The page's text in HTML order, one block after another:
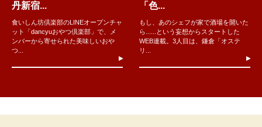
丹新宿...
食いしん坊倶楽部のLINEオープンチャ
ット「dancyuおやつ倶楽部」で、メ
ンバーから寄せられた美味しいおや
つ...
「色...
もし、あのシェフが家で酒場を開いた
ら......という妄想からスタートした
WEB連載。3人目は、鎌倉「オステ
リ...